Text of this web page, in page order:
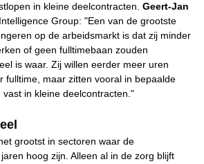
in kleine deelcontracten. Geert-Jan
Group: "Een van de grootste
op de arbeidsmarkt is dat zij minder
of geen fulltimebaan zouden
is waar. Zij willen eerder meer uren
fulltime, maar zitten vooral in bepaalde
in kleine deelcontracten."
grootst in sectoren waar de
hoog zijn. Alleen al in de zorg blijft